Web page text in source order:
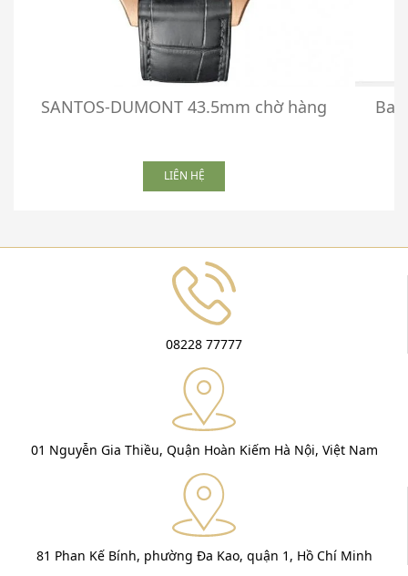
SANTOS-DUMONT 43.5mm chờ hàng
LIÊN HỆ
08228 77777
01 Nguyễn Gia Thiều, Quận Hoàn Kiếm Hà Nội, Việt Nam
81 Phan Kế Bính, phường Đa Kao, quận 1, Hồ Chí Minh